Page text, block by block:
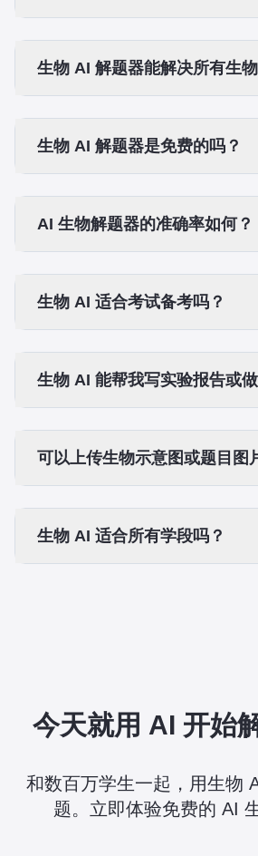
生物 AI 解题器能解决所有生
生物 AI 解题器是免费的吗？
AI 生物解题器的准确率如何？
生物 AI 适合考试备考吗？
生物 AI 能帮我写实验报告或
可以上传生物示意图或题目图
生物 AI 适合所有学段吗？
今天就用 AI 开始
和数百万学生一起，用生物
题。立即体验免费的 AI